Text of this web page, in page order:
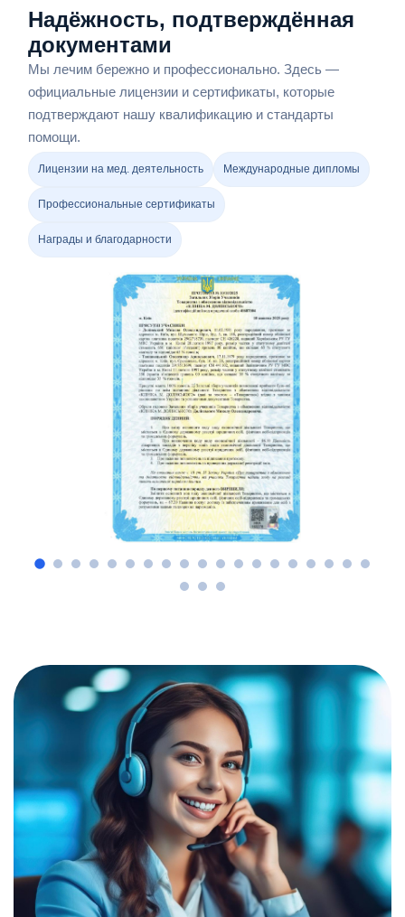
Надёжность, подтверждённая
документами
Мы лечим бережно и профессионально. Здесь —
официальные лицензии и сертификаты, которые
подтверждают нашу квалификацию и стандарты
помощи.
Лицензии на мед. деятельность Международные дипломы
Профессиональные сертификаты
Награды и благодарности